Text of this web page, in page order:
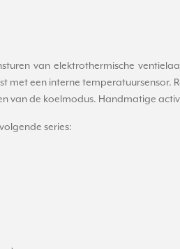
van elektrothermische
met een interne temperatuursensor.
van de koelmodus. Handmatige
series: